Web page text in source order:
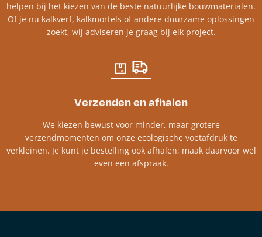
helpen bij het kiezen van de beste natuurlijke bouwmaterialen.
Of je nu kalkverf, kalkmortels of andere duurzame oplossingen
zoekt, wij adviseren je graag bij elk project.​
Verzenden en afhalen
We kiezen bewust voor minder, maar grotere
verzendmomenten om onze ecologische voetafdruk te
verkleinen. Je kunt je bestelling ook afhalen; maak daarvoor wel
even een afspraak.